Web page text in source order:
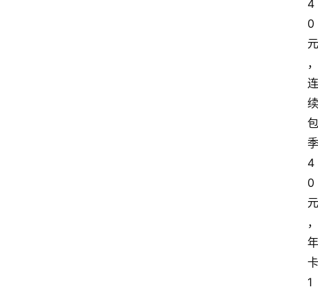
4
0
元
，
连
续
包
季
4
0
元
，
年
卡
1